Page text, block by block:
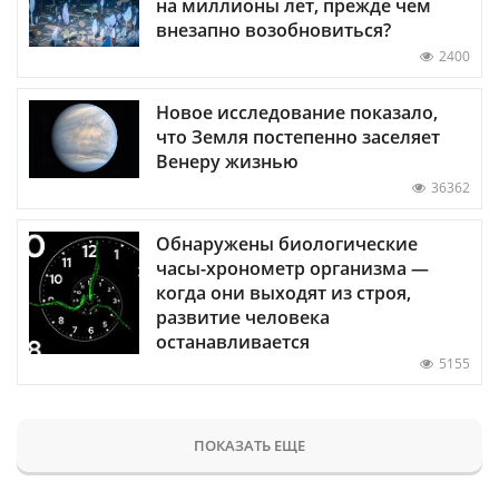
на миллионы лет, прежде чем
внезапно возобновиться?
2400
Новое исследование показало,
что Земля постепенно заселяет
Венеру жизнью
36362
Обнаружены биологические
часы-хронометр организма —
когда они выходят из строя,
развитие человека
останавливается
5155
ПОКАЗАТЬ ЕЩЕ